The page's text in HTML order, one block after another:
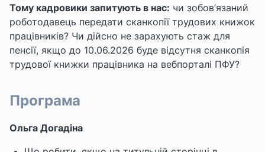
Тому кадровики запитують в нас: чи зобов’язаний
роботодавець передати сканкопії трудових книжок
працівників? Чи дійсно не зарахують стаж для
пенсії, якщо до 10.06.2026 буде відсутня сканкопія
трудової книжки працівника на вебпорталі ПФУ?
Програма
Ольга Догадіна